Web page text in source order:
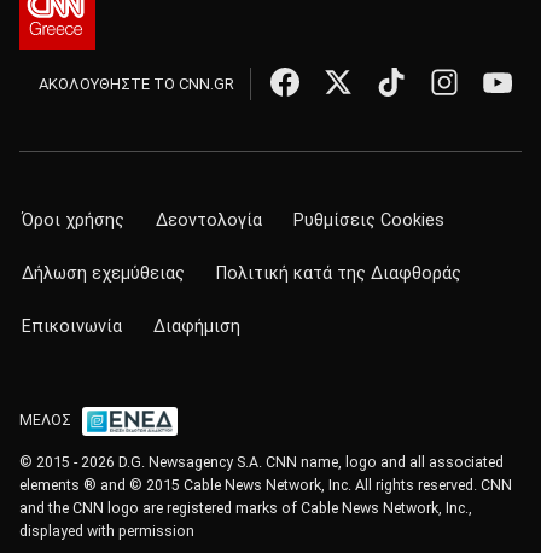
ΑΚΟΛΟΥΘΗΣΤΕ ΤΟ CNN.GR
Όροι χρήσης Δεοντολογία Ρυθμίσεις Cookies
Δήλωση εχεμύθειας Πολιτική κατά της Διαφθοράς
Επικοινωνία Διαφήμιση
ΜΕΛΟΣ
© 2015 - 2026 D.G. Newsagency S.A. CNN name, logo and all associated
elements ® and © 2015 Cable News Network, Inc. All rights reserved. CNN
and the CNN logo are registered marks of Cable News Network, Inc.,
displayed with permission